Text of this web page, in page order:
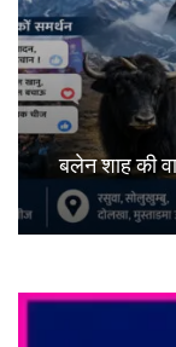
बलेन शाह की